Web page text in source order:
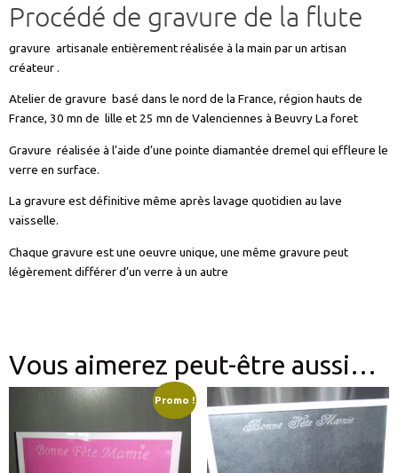
Procédé de gravure de la flute
gravure artisanale entièrement réalisée à la main par un artisan
créateur .
Atelier de gravure basé dans le nord de la France, région hauts de
France, 30 mn de lille et 25 mn de Valenciennes à Beuvry La foret
Gravure réalisée à l’aide d’une pointe diamantée dremel qui effleure le
verre en surface.
La gravure est définitive même après lavage quotidien au lave
vaisselle.
Chaque gravure est une oeuvre unique, une même gravure peut
légèrement différer d’un verre à un autre
Vous aimerez peut-être aussi…
Promo !